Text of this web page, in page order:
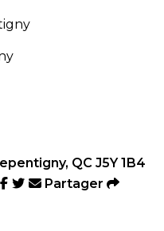
QC J5Y 1B4
Partager